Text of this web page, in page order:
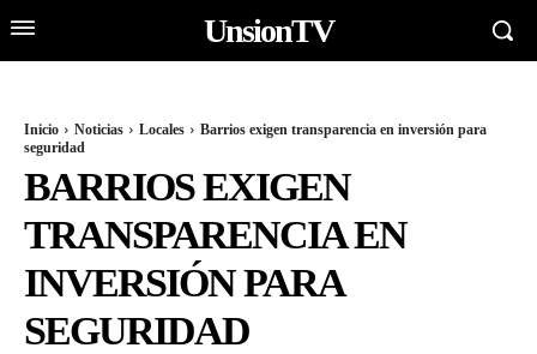
UnsionTV
Inicio Noticias Locales
Barrios exigen transparencia en inversión para
seguridad
BARRIOS EXIGEN
TRANSPARENCIA EN
INVERSIÓN PARA
SEGURIDAD